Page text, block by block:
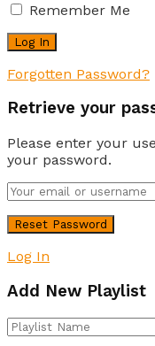
Remember Me
Forgotten Password?
Retrieve your
Please enter your
your password.
Log In
Add New Playlist